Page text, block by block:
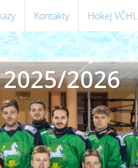
Kontakty Hokej VČHL
2026